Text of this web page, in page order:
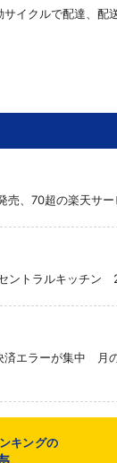
イクルで配達、配
売、70超の楽天サ
ントラルキッチン
済エラーが集中 月
セが豊富な品揃え
キングの